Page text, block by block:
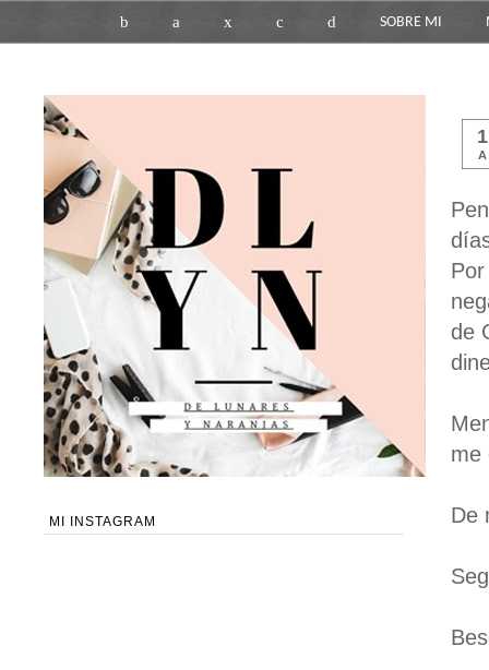
b a x c d SOBRE MI
de
me
De
MI INSTAGRAM